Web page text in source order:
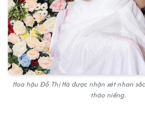
Hoa hậu Đỗ Thị Hà được nhận xét nhan
tháo niềng.